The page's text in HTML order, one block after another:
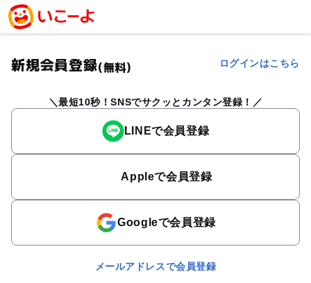
新規会員登録(無料) ログインはこちら
最短10秒！SNSでサクッとカンタン登録！
LINEで会員登録
Appleで会員登録
Googleで会員登録
メールアドレスで会員登録